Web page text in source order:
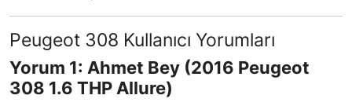
Peugeot 308 Kullanıcı Yorumları
Yorum 1: Ahmet Bey (2016 Peugeot
308 1.6 THP Allure)